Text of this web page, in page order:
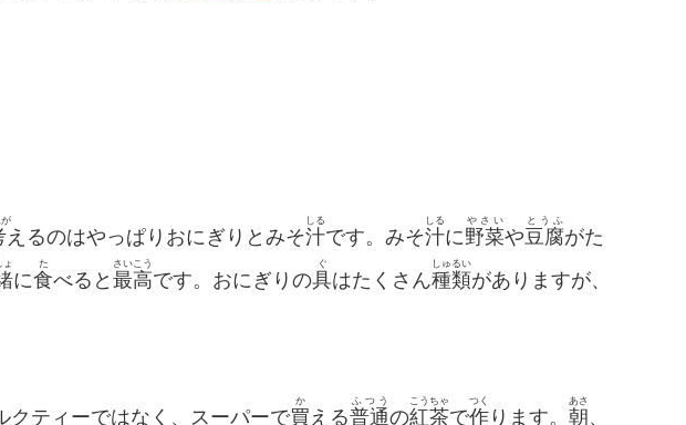
えるのはやっぱりおにぎりとみそ汁
しる
です。みそ汁
しる
に野菜
やさい
や豆腐
とうふ
がた
ょ
に食
た
べると 最高
さいこう
です。おにぎりの具
ぐ
はたくさん種類
しゅるい
がありますが、
クティーではなく、スーパーで買
か
える普通
ふつう
の紅茶
こうちゃ
で作
つく
ります。 朝
あさ
、